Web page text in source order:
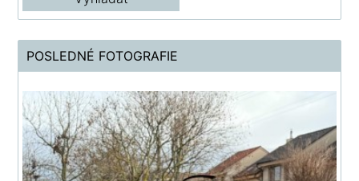
POSLEDNÉ FOTOGRAFIE